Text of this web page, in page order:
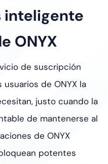
inteligente
ONYX
de suscripción
de ONYX la
justo cuando la
de mantenerse al
de ONYX
potentes